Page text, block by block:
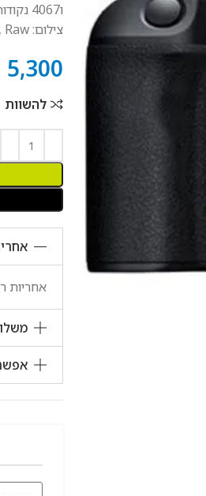
ו4067 נקודות מיקוד בוידאו | סוג תריס: אלקטרוני בלבד | רגישות: 100-102400
צילום: C- , Raw |
5,300
להשוות
אחריות רשמית